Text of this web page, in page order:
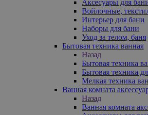
Аксесуары для
Войлочные,
Интерьер для бани
Наборы для бани
Уход за телом, баня
Бытовая техника ванная
Назад
Бытовая техника
Бытовая техника
Мелкая техника
Ванная комната
Назад
Ванная комната